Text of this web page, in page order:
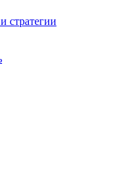
стратегии